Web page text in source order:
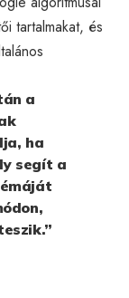
tartalmakat, és
a
ha
segít a